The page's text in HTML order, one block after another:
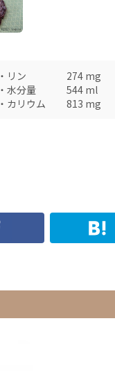
・ リン 274 mg
・ 水分量 544 ml
・ カリウム 813 mg